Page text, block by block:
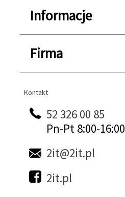
Informacje
Firma
Kontakt
Kontakt
52 326 00 85
Pn-Pt 8:00-16:00
2it@2it.pl
2it.pl